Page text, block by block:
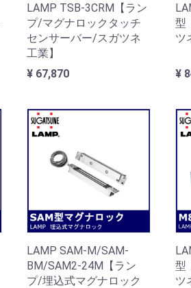
LAMP TSB-3CRM【ラン
プ/マグナロックタッチ
センサーバー/スガツネ
工業】
¥ 67,870
型
ツ
¥
LAMP SAM-M/SAM-
BM/SAM2-24M【ラン
プ/埋込式マグナロック
型
ツ